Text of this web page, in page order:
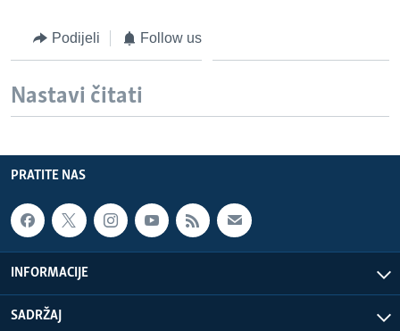
Learning English
Jezici
Podijeli Follow us
Nastavi čitati
PRATITE NAS
INFORMACIJE
SADRŽAJ